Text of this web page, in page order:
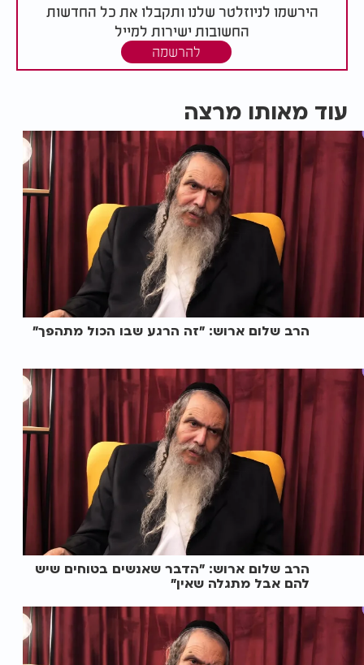
הירשמו לניוזלטר שלנו ותקבלו את כל החדשות
החשובות ישירות למייל
להרשמה
עוד מאותו מרצה
הרב שלום ארוש: "זה הרגע שבו הכול מתהפך"
הרב שלום ארוש: "הדבר שאנשים בטוחים שיש
להם אבל מתגלה שאין"